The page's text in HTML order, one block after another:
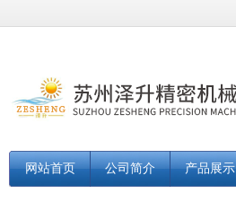
网站首页 公司简介 产品展示